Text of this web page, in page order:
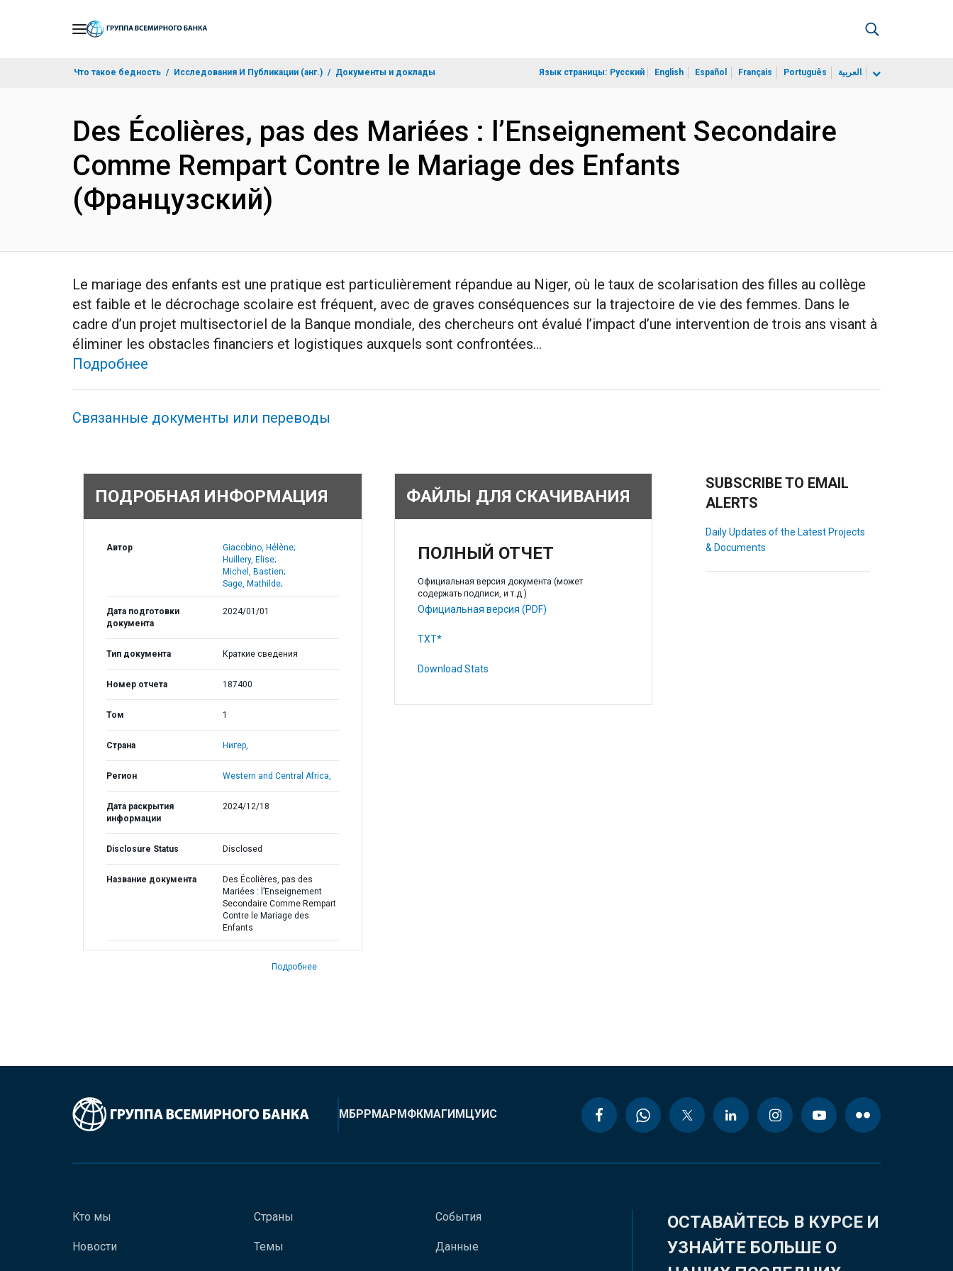
Что такое бедность Исследования И Публикации (анг.) Документы и доклады Язык страницы: Русский English Español Français Português العربية
Des Écolières, pas des Mariées : l’Enseignement Secondaire
Comme Rempart Contre le Mariage des Enfants
(Французский)
Le mariage des enfants est une pratique est particulièrement répandue au Niger, où le taux de scolarisation des filles au collège
est faible et le décrochage scolaire est fréquent, avec de graves conséquences sur la trajectoire de vie des femmes. Dans le
cadre d’un projet multisectoriel de la Banque mondiale, des chercheurs ont évalué l’impact d’une intervention de trois ans visant à
éliminer les obstacles financiers et logistiques auxquels sont confrontées...
Подробнее
Связанные документы или переводы
ПОДРОБНАЯ ИНФОРМАЦИЯ
Автор
Giacobino, Hélène;
Huillery, Elise;
Michel, Bastien;
Sage, Mathilde;
Дата подготовки
документа
2024/01/01
Тип документа Краткие сведения
Номер отчета 187400
Том 1
Страна Нигер,
Регион Western and Central Africa,
Дата раскрытия
информации
2024/12/18
Disclosure Status Disclosed
Название документа
Des Écolières, pas des
Mariées : l’Enseignement
Secondaire Comme Rempart
Contre le Mariage des
Enfants
Подробнее
ФАЙЛЫ ДЛЯ СКАЧИВАНИЯ
ПОЛНЫЙ ОТЧЕТ
Официальная версия документа (может
содержать подписи, и т.д.)
Официальная версия (PDF)
TXT*
Download Stats
SUBSCRIBE TO EMAIL
ALERTS
Daily Updates of the Latest Projects
& Documents
МБРРМАРМФКМАГИМЦУИС
Кто мы
Новости
Страны
Темы
События
Данные
ОСТАВАЙТЕСЬ В КУРСЕ И
УЗНАЙТЕ БОЛЬШЕ О